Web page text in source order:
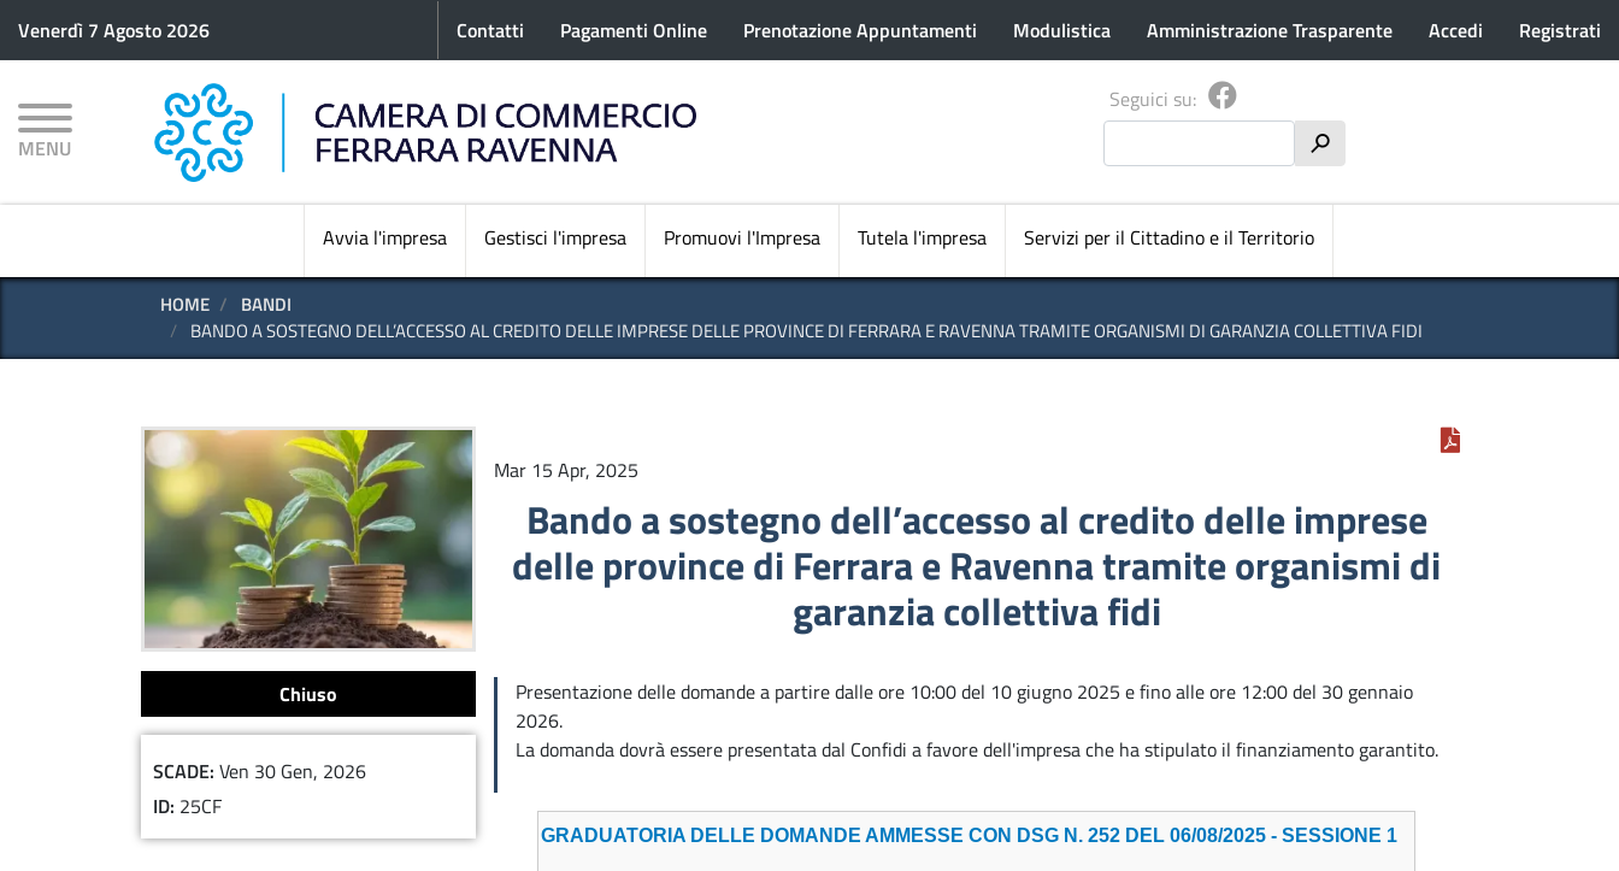
Salta
al
Venerdì 7 Agosto 2026 Menu profilo utente
Contatti Pagamenti Online Prenotazione Appuntamenti Modulistica Amministrazione Trasparente Accedi Registrati
MENU
Seguici su:
h
Navigazione principale
Avvia l'impresa Gestisci l'impresa Promuovi l'Impresa Tutela l'impresa Servizi per il Cittadino e il Territorio
HOME
BANDI
BANDO A SOSTEGNO DELL’ACCESSO AL CREDITO DELLE IMPRESE DELLE PROVINCE DI FERRARA E RAVENNA TRAMITE ORGANISMI DI GARANZIA COLLETTIVA FIDI
Chiuso
SCADE Ven 30 Gen, 2026
ID 25CF
Mar 15 Apr, 2025
Bando a sostegno dell’accesso al credito delle imprese
delle province di Ferrara e Ravenna tramite organismi di
garanzia collettiva fidi
Presentazione delle domande a partire dalle ore 10:00 del 10 giugno 2025 e fino alle ore 12:00 del 30 gennaio
2026.
La domanda dovrà essere presentata dal Confidi a favore dell'impresa che ha stipulato il finanziamento garantito.
GRADUATORIA DELLE DOMANDE AMMESSE CON DSG N. 252 DEL 06/08/2025 - SESSIONE 1